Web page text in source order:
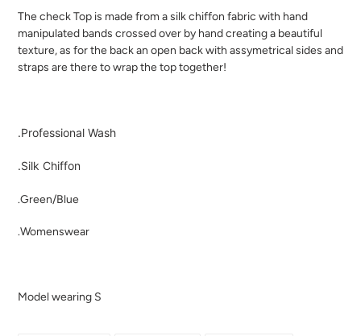
produit
votre
panier
The check Top is made from a silk chiffon fabric with hand
manipulated bands crossed over by hand creating a beautiful
texture, as for the back an open back with assymetrical sides and
straps are there to wrap the top together!
.Professional Wash
.Silk Chiffon
.Green/Blue
.Womenswear
Model wearing S